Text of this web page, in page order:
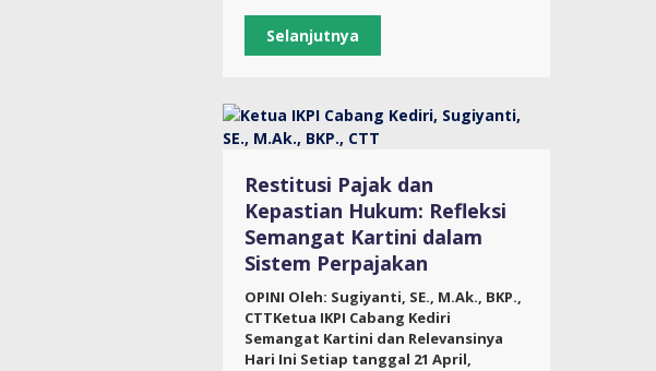
Selanjutnya
Restitusi Pajak dan
Kepastian Hukum: Refleksi
Semangat Kartini dalam
Sistem Perpajakan
OPINI Oleh: Sugiyanti, SE., M.Ak., BKP.,
CTTKetua IKPI Cabang Kediri
Semangat Kartini dan Relevansinya
Hari Ini Setiap tanggal 21 April,